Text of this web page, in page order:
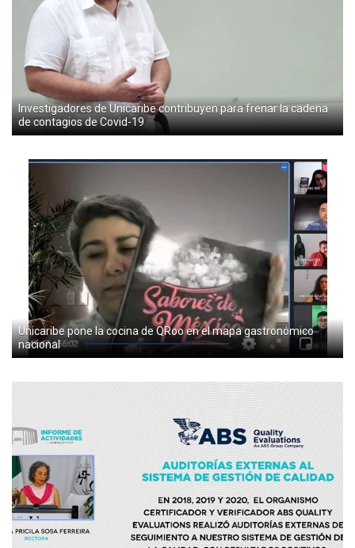
Investigadores de Unicaribe contribuyen para frenar la cadena
de contagios de Covid-19
Unicaribe pone la cocina de QRoo en el mapa gastronómico
nacional